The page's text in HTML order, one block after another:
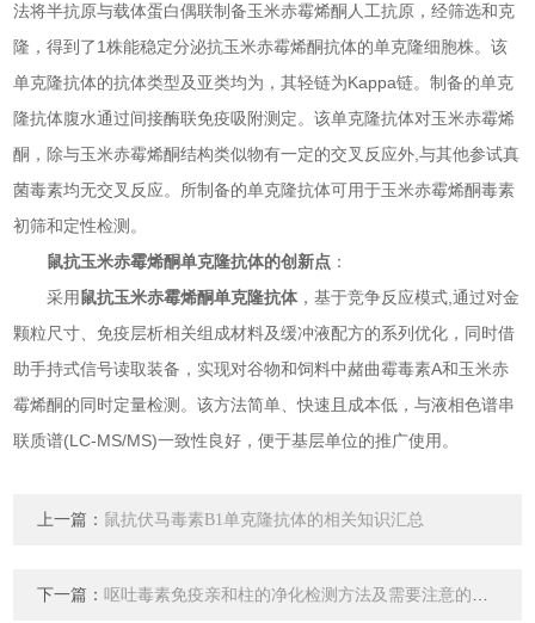
法将半抗原与载体蛋白偶联制备玉米赤霉烯酮人工抗原，经筛选和克
隆，得到了1株能稳定分泌抗玉米赤霉烯酮抗体的单克隆细胞株。该
单克隆抗体的抗体类型及亚类均为，其轻链为Kappa链。制备的单克
隆抗体腹水通过间接酶联免疫吸附测定。该单克隆抗体对玉米赤霉烯
酮，除与玉米赤霉烯酮结构类似物有一定的交叉反应外,与其他参试真
菌毒素均无交叉反应。所制备的单克隆抗体可用于玉米赤霉烯酮毒素
初筛和定性检测。
鼠抗玉米赤霉烯酮单克隆抗体的创新点 ：
采用 鼠抗玉米赤霉烯酮单克隆抗体，基于竞争反应模式,通过对金
颗粒尺寸、免疫层析相关组成材料及缓冲液配方的系列优化，同时借
助手持式信号读取装备，实现对谷物和饲料中赭曲霉毒素A和玉米赤
霉烯酮的同时定量检测。该方法简单、快速且成本低，与液相色谱串
联质谱(LC-MS/MS)一致性良好，便于基层单位的推广使用。
上一篇： 鼠抗伏马毒素B1单克隆抗体的相关知识汇总
下一篇： 呕吐毒素免疫亲和柱的净化检测方法及需要注意的地方